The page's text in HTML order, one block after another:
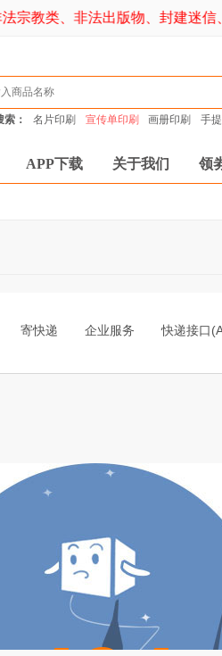
教类、非法出版物、封建迷
索： 名片印刷 宣传单印刷 画册印刷 手
APP下载 关于我们 领